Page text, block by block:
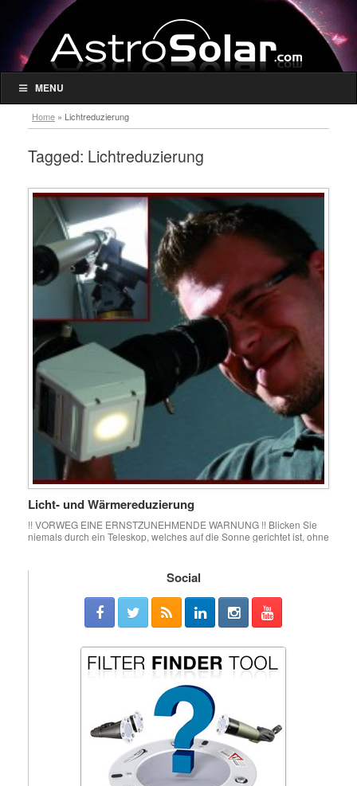
MENU
Home » Lichtreduzierung
Tagged: Lichtreduzierung
Licht- und Wärmereduzierung
!! VORWEG EINE ERNSTZUNEHMENDE WARNUNG !! Blicken Sie
niemals durch ein Teleskop, welches auf die Sonne gerichtet ist, ohne
Blick, selbst durch ein kleines Sucherfernrohr, kann das Auge
dauerhaft – bis zur völligen Blindheit – schädigen. Die einzige
Ausnahme ist […]
Social